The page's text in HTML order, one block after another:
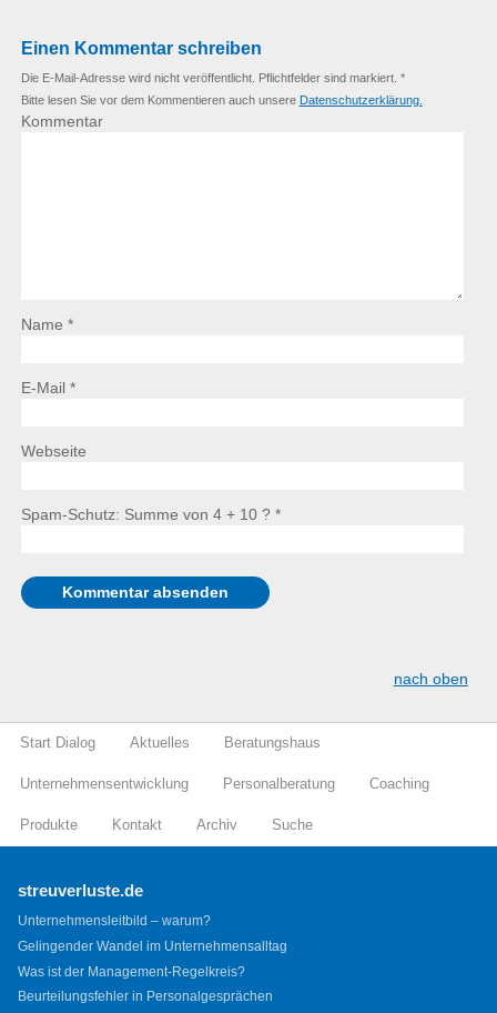
Einen Kommentar schreiben
Die E-Mail-Adresse wird nicht veröffentlicht. Pflichtfelder sind markiert. *
Bitte lesen Sie vor dem Kommentieren auch unsere Datenschutzerklärung.
Kommentar
Name *
E-Mail *
Webseite
Spam-Schutz: Summe von 4 + 10 ? *
nach oben
Start Dialog Aktuelles Beratungshaus
Unternehmensentwicklung Personalberatung Coaching
Produkte Kontakt Archiv Suche
streuverluste.de
Unternehmensleitbild – warum?
Gelingender Wandel im Unternehmensalltag
Was ist der Management-Regelkreis?
Beurteilungsfehler in Personalgesprächen